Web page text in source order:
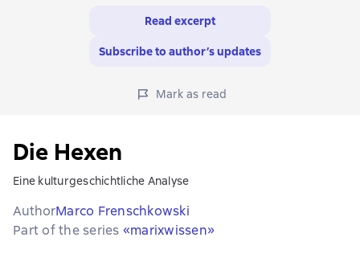
Read excerpt
Subscribe to author’s updates
Mark as read
Die Hexen
Eine kulturgeschichtliche Analyse
AuthorMarco Frenschkowski
Part of the series «marixwissen»